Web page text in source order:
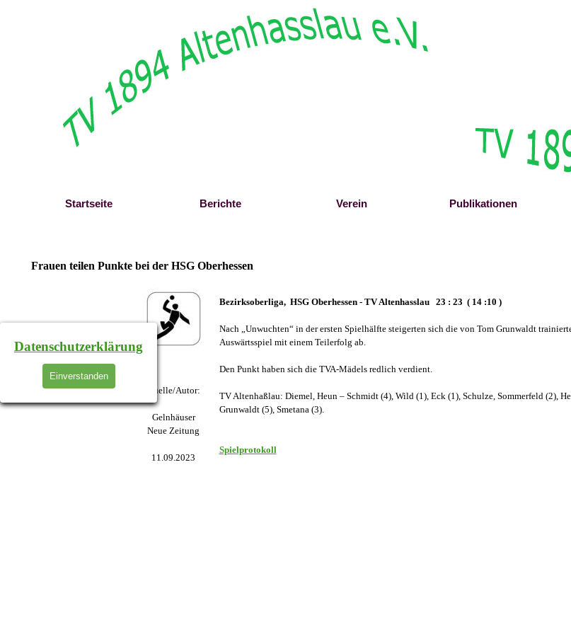
Datenschutzerklärung
Einverstanden
Startseite Berichte ▼
Verein ▼
Publikationen
Frauen teilen Punkte bei der HSG Oberhessen
Quelle/Autor:
Gelnhäuser
Neue Zeitung
11.09.2023
Bezirksoberliga, HSG Oberhessen - TV Altenhasslau 23 : 23 ( 14 :10 )
Nach „Unwuchten“ in der ersten Spielhälfte steigerten sich die von Tom Grunwaldt
Auswärtsspiel mit einem Teilerfolg ab.
Den Punkt haben sich die TVA-Mädels redlich verdient.
TV Altenhaßlau: Diemel, Heun – Schmidt (4), Wild (1), Eck (1), Schulze, Sommerfeld (2),
Grunwaldt (5), Smetana (3).
Spielprotokoll